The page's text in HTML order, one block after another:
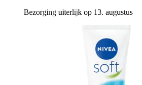
Bezorging uiterlijk op 13. augustus